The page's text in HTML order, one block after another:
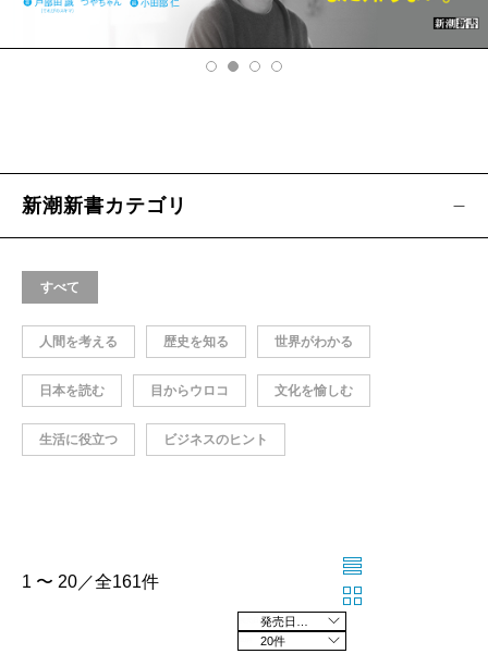
v
Ne
xt
新潮新書カテゴリ
すべて
人間を考える 歴史を知る 世界がわかる
日本を読む 目からウロコ 文化を愉しむ
生活に役立つ ビジネスのヒント
1 〜 20／全161件
20件